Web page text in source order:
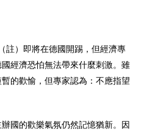
註）即將在德國開踢，但經濟專
經濟恐怕無法帶來什麼刺激。雖
的歡愉，但專家認為：不應指望
國的歡樂氣氛仍然記憶猶新。因